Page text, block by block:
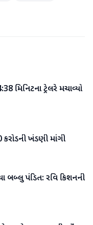
મિનિટના ટ્રેલરે મચાવ્યો
કરોડની ખંડણી માંગી
બબ્લુ પંડિત: રવિ કિશનની